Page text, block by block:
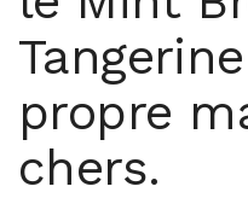
propre
chers.